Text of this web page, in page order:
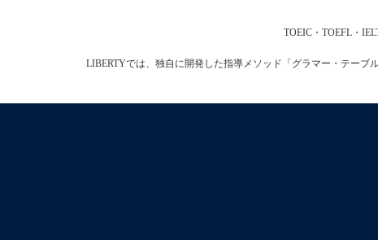
TOEIC・TOEFL・
LIBERTYでは、独自に開発した指導メソッド「グラマー・テーブ